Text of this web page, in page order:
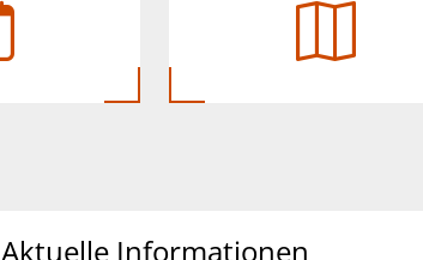
Aktuelle Informationen